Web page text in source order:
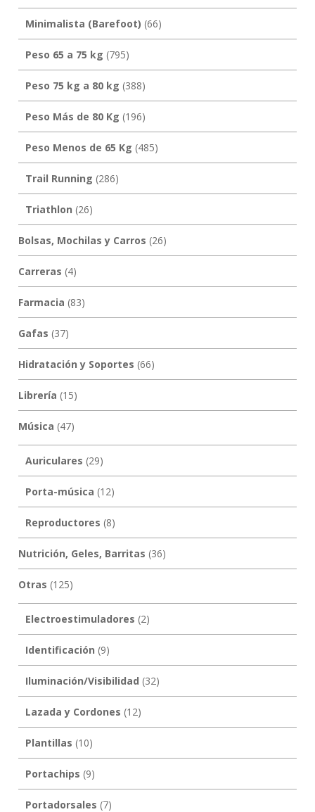
Minimalista (Barefoot) (66)
Peso 65 a 75 kg (795)
Peso 75 kg a 80 kg (388)
Peso Más de 80 Kg (196)
Peso Menos de 65 Kg (485)
Trail Running (286)
Triathlon (26)
Bolsas, Mochilas y Carros (26)
Carreras (4)
Farmacia (83)
Gafas (37)
Hidratación y Soportes (66)
Librería (15)
Música (47)
Auriculares (29)
Porta-música (12)
Reproductores (8)
Nutrición, Geles, Barritas (36)
Otras (125)
Electroestimuladores (2)
Identificación (9)
Iluminación/Visibilidad (32)
Lazada y Cordones (12)
Plantillas (10)
Portachips (9)
Portadorsales (7)